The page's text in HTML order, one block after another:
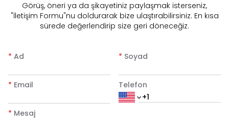
​Görüş, öneri ya da şikayetiniz paylaşmak isterseniz,
"İletişim Formu"nu doldurarak bize ulaştırabilirsiniz. En kısa
sürede değerlendirip size geri döneceğiz.
* Ad * Soyad
* Email Telefon
* Mesaj